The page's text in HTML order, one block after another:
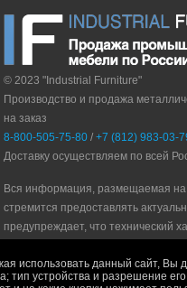
© 2023 "Industrial Furniture"
Производство и продажа
на заказ
8-800-505-75-80 / +7 (812) 983-03-
Доставку осуществляем по всей
Вся информация, размещаемая на
стремится предоставлять
прeдупрeждaeт, что технический
использовать данный сайт, Вы
тип устройства и разрешение